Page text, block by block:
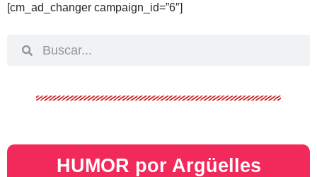
[cm_ad_changer campaign_id=”6″]
HUMOR por Argüelles​